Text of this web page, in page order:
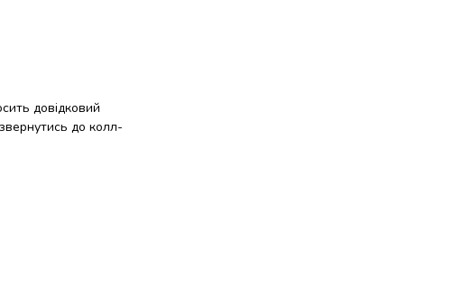
довідковий
до колл-